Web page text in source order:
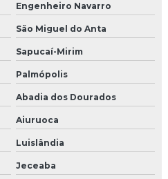
Engenheiro Navarro
São Miguel do Anta
Sapucaí-Mirim
Palmópolis
Abadia dos Dourados
Aiuruoca
Luislândia
Jeceaba